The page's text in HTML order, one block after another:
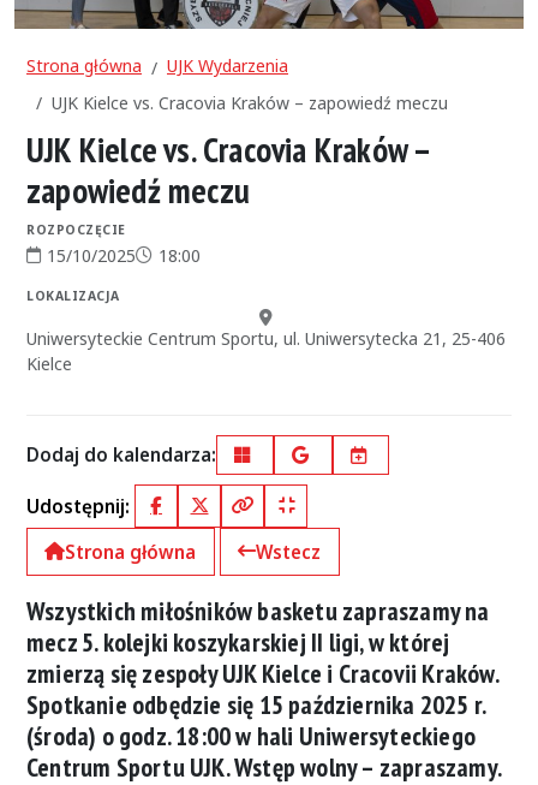
Strona główna
UJK Wydarzenia
UJK Kielce vs. Cracovia Kraków – zapowiedź meczu
UJK Kielce vs. Cracovia Kraków –
zapowiedź meczu
ROZPOCZĘCIE
Data rozpoczęcia:
15/10/2025Godzina rozpoczęcia:
18:00
LOKALIZACJA
Miejsce:
Uniwersyteckie Centrum Sportu, ul. Uniwersytecka 21, 25-406
Kielce
Dodaj do kalendarza: OutlookGoogle Calendar
iCal
Udostępnij:
FacebookX (Twitter)
Kopiuj pełny link
Kopiuj krótki link
Strona główna
Wstecz
Wszystkich miłośników basketu zapraszamy na
mecz 5. kolejki koszykarskiej II ligi, w której
zmierzą się zespoły UJK Kielce i Cracovii Kraków.
Spotkanie odbędzie się 15 października 2025 r.
(środa) o godz. 18:00 w hali Uniwersyteckiego
Centrum Sportu UJK. Wstęp wolny – zapraszamy.